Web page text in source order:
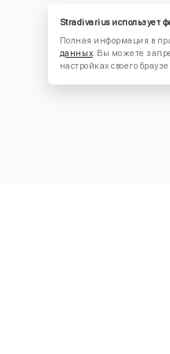
Stradivarius использует
Полная информация в
данных. Вы можете
настройках своего